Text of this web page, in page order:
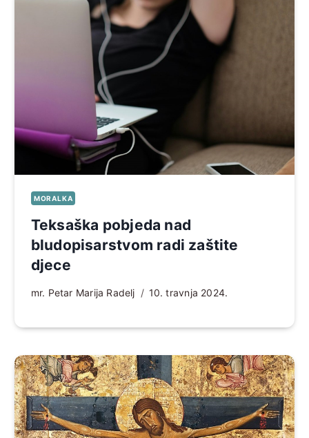
MORALKA
Teksaška pobjeda nad
bludopisarstvom radi zaštite
djece
mr. Petar Marija Radelj 10. travnja 2024.